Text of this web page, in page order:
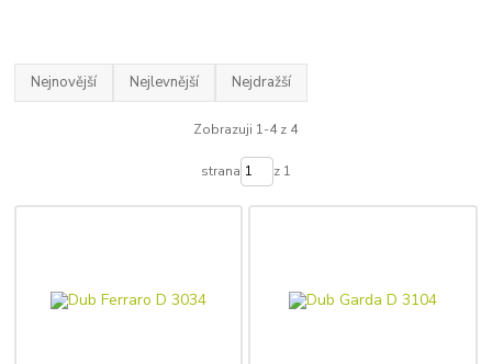
Nejnovější Nejlevnější Nejdražší
Zobrazuji 1-4 z 4
strana z 1